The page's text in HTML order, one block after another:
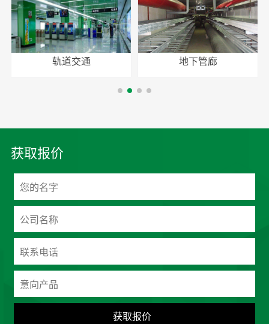
轨道交通 地下管廊
获取报价
获取报价